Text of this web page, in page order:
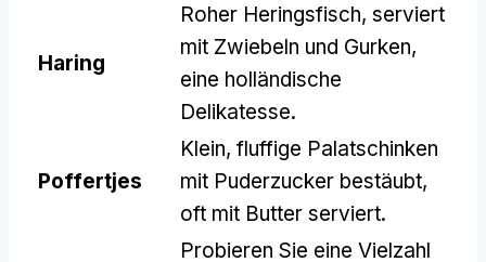
Haring
Roher Heringsfisch, serviert
mit Zwiebeln und Gurken,
eine holländische
Delikatesse.
Poffertjes
Klein, fluffige Palatschinken
mit Puderzucker bestäubt,
oft mit Butter serviert.
Probieren Sie eine Vielzahl